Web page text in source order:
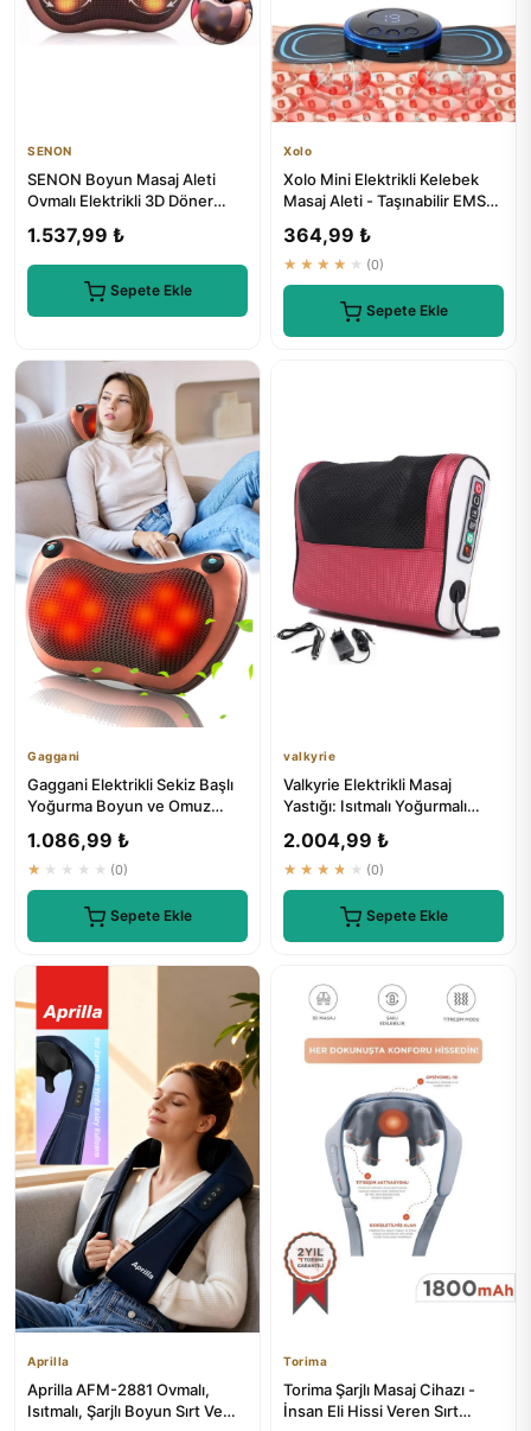
SENON
SENON Boyun Masaj Aleti
Ovmalı Elektrikli 3D Döner
1.537,99 ₺
Sepete Ekle
Xolo
Xolo Mini Elektrikli Kelebek
Masaj Aleti - Taşınabilir EMS
364,99 ₺
★★★★★ (0)
Sepete Ekle
Gaggani
Gaggani Elektrikli Sekiz Başlı
Yoğurma Boyun ve Omuz
1.086,99 ₺
★★★★★ (0)
Sepete Ekle
valkyrie
Valkyrie Elektrikli Masaj
Yastığı: Isıtmalı Yoğurmalı
2.004,99 ₺
★★★★★ (0)
Sepete Ekle
Aprilla
Aprilla AFM-2881 Ovmalı,
Isıtmalı, Şarjlı Boyun Sırt Ve
Torima
Torima Şarjlı Masaj Cihazı -
İnsan Eli Hissi Veren Sırt